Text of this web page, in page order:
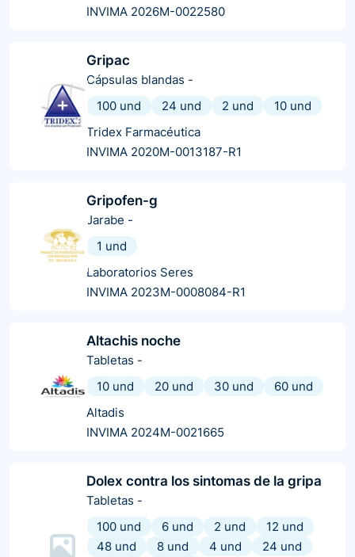
INVIMA 2026M-0022580
Gripac
Cápsulas blandas -
100 und
24 und 2 und
10 und
Tridex Farmacéutica
INVIMA 2020M-0013187-R1
Gripofen-g
Jarabe -
1 und
Laboratorios Seres
INVIMA 2023M-0008084-R1
Altachis noche
Tabletas -
10 und
20 und 30 und
60 und
Altadis
INVIMA 2024M-0021665
Dolex contra los sintomas de la gripa
Tabletas -
100 und
6 und 2 und
12 und
48 und
8 und 4 und
24 und